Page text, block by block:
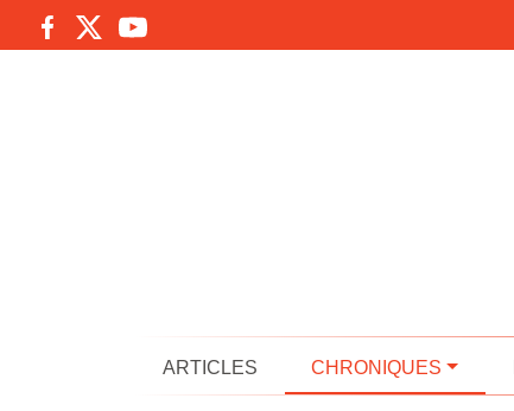
ARTICLES CHRONIQUES